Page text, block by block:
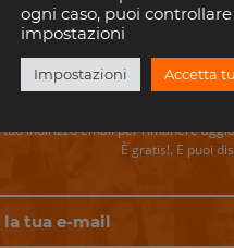
i tuoi
tuo indirizzo email per rimanere
È gratis!. E puoi
ogni caso, puoi
impostazioni
Impostazioni Accetta